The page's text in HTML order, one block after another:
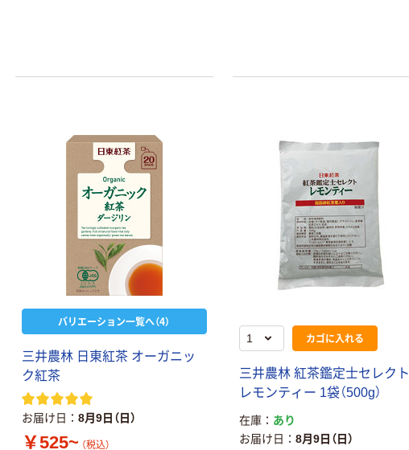
バリエーション一覧へ（4）
三井農林 日東紅茶 オーガニッ
ク紅茶
お届け日 8月9日（日）
￥525~ （税込）
カゴに入れる
三井農林 紅茶鑑定士セレクト
レモンティー 1袋（500g）
在庫
あり
お届け日
8月9日（日）
蛍光オプテック
ス1(アスクル限
定モデル) 蛍光
スズラン 酒精綿
G バルクタイプ
指定医薬部外品
￥140~
本気プライス
本気プライス
ート 大王製紙
共同企画 トイ
レクリーナー
トイレシート
オリジナル
￥330~ （税込）